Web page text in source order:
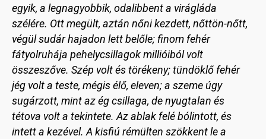
egyik, a legnagyobbik, odalibbent a virágláda
szélére. Ott megült, aztán nőni kezdett, nőttön-nőtt,
végül sudár hajadon lett belőle; finom fehér
fátyolruhája pehelycsillagok millióiból volt
összeszőve. Szép volt és törékeny; tündöklő fehér
jég volt a teste, mégis élő, eleven; a szeme úgy
sugárzott, mint az ég csillaga, de nyugtalan és
tétova volt a tekintete. Az ablak felé bólintott, és
intett a kezével. A kisfiú rémülten szökkent le a